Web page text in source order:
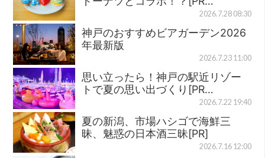
2026.7.28 08:30
神戸のおすすめビアガーデン2026
年最新版
2026.7.23 11:00
思い立ったら！神戸の駅近リゾー
トで夏の思い出づくり[PR…
2026.7.22 19:40
夏の新潟、市場ハシゴで海鮮三
昧、魅惑の日本酒三昧[PR]
2026.7.16 12:00